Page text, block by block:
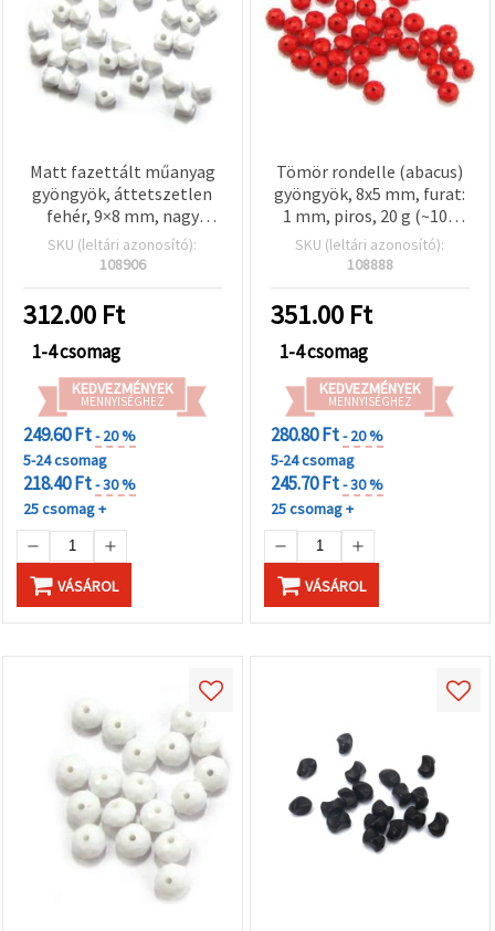
Matt fazettált műanyag
gyöngyök, áttetszetlen
fehér, 9×8 mm, nagy
furatú (2,6 mm), 20 g –
ékszerkészítéshez,
nyakláncokhoz, DIY és
hobbi projektekhez
SKU (leltári azonosító):
108906
312.00 Ft
1-4 csomag
KEDVEZMÉNYEK
MENNYISÉGHEZ
249.60 Ft- 20 %
5-24 csomag
218.40 Ft- 30 %
25 csomag +
VÁSÁROL
Tömör rondelle (abacus)
gyöngyök, 8x5 mm, furat:
1 mm, piros, 20 g (~100
db)
SKU (leltári azonosító):
108888
351.00 Ft
1-4 csomag
KEDVEZMÉNYEK
MENNYISÉGHEZ
280.80 Ft- 20 %
5-24 csomag
245.70 Ft- 30 %
25 csomag +
VÁSÁROL